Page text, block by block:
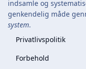
indsamle og
genkendelig måde
system.
Privatlivspolitik
Forbehold